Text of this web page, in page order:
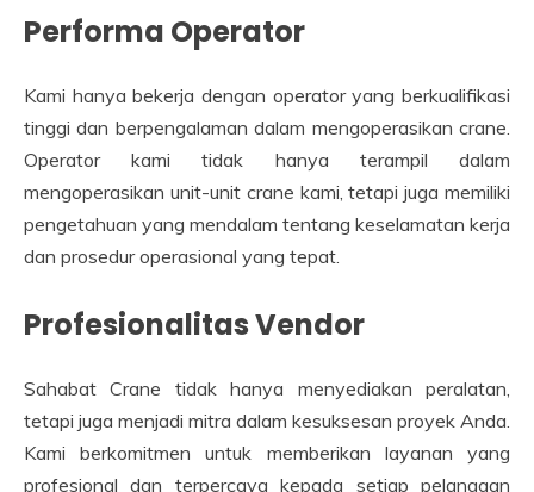
Performa Operator
Kami hanya bekerja dengan operator yang berkualifikasi
tinggi dan berpengalaman dalam mengoperasikan crane.
Operator kami tidak hanya terampil dalam
mengoperasikan unit-unit crane kami, tetapi juga memiliki
pengetahuan yang mendalam tentang keselamatan kerja
dan prosedur operasional yang tepat.
Profesionalitas Vendor
Sahabat Crane tidak hanya menyediakan peralatan,
tetapi juga menjadi mitra dalam kesuksesan proyek Anda.
Kami berkomitmen untuk memberikan layanan yang
profesional dan terpercaya kepada setiap pelanggan